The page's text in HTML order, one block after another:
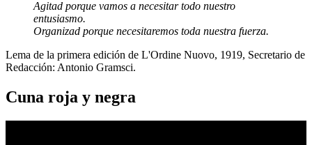
Agitad porque vamos a necesitar todo nuestro
entusiasmo.
Organizad porque necesitaremos toda nuestra fuerza.
Lema de la primera edición de L'Ordine Nuovo, 1919, Secretario de
Redacción: Antonio Gramsci.
Cuna roja y negra